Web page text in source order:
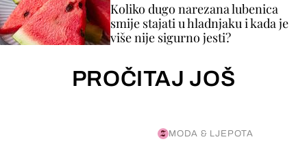
Koliko dugo narezana lubenica
smije stajati u hladnjaku i kada je
više nije sigurno jesti?
PROČITAJ JOŠ
MODA & LJEPOTA